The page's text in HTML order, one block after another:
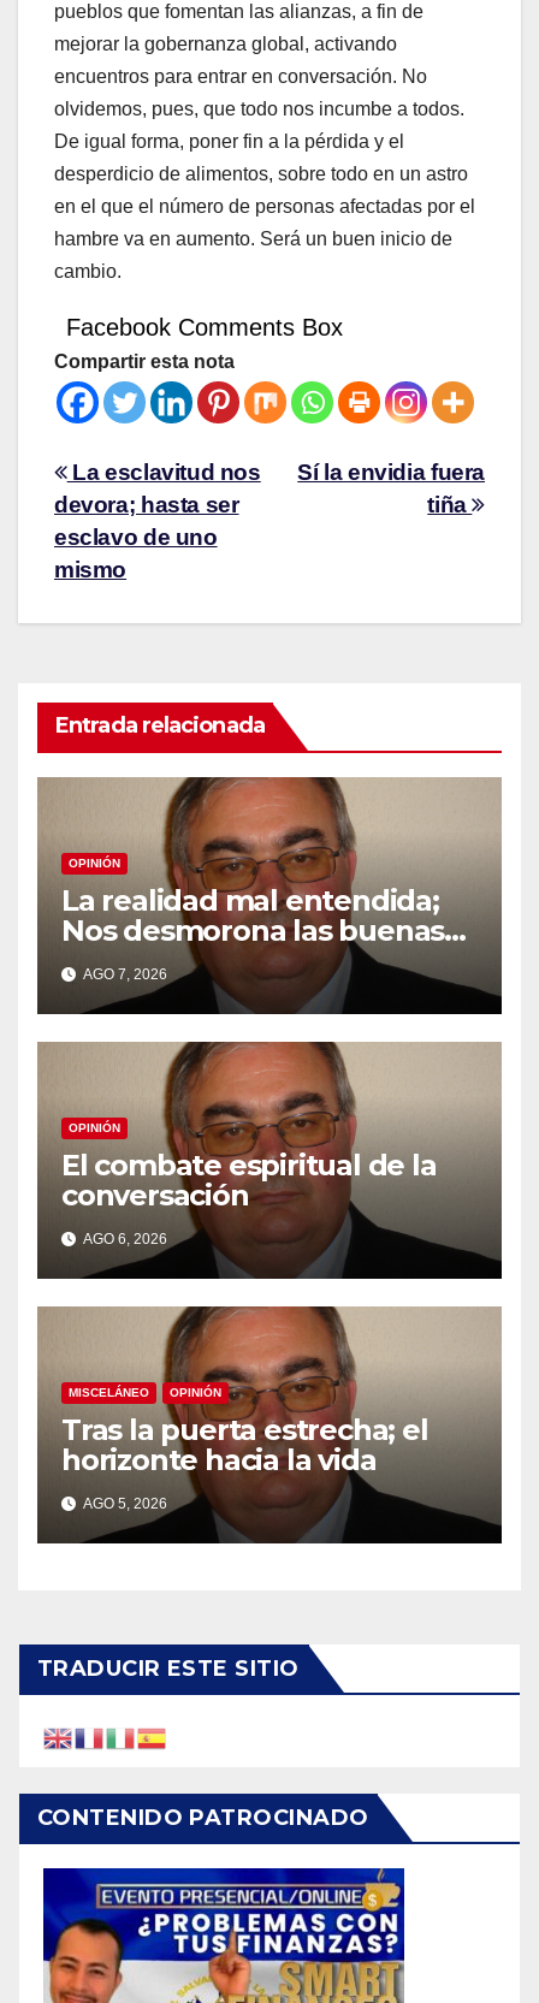
pueblos que fomentan las alianzas, a fin de
mejorar la gobernanza global, activando
encuentros para entrar en conversación. No
olvidemos, pues, que todo nos incumbe a todos.
De igual forma, poner fin a la pérdida y el
desperdicio de alimentos, sobre todo en un astro
en el que el número de personas afectadas por el
hambre va en aumento. Será un buen inicio de
cambio.
Facebook Comments Box
Compartir esta nota
Sí la envidia fuera
tiña
La esclavitud nos
devora; hasta ser
esclavo de uno
mismo
Entrada relacionada
OPINIÓN
La realidad mal entendida;
Nos desmorona las buenas
intensiones
AGO 7, 2026
OPINIÓN
El combate espiritual de la
conversación
AGO 6, 2026
MISCELÁNEO OPINIÓN
Tras la puerta estrecha; el
horizonte hacia la vida
AGO 5, 2026
TRADUCIR ESTE SITIO
CONTENIDO PATROCINADO